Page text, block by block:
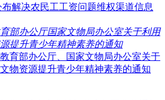
解决农民工工资问题维权渠道信息
部办公厅国家文物局办公室关于利用
提升青少年精神素养的通知
育部办公厅、国家文物局办公室关于
物资源提升青少年精神素养的通知